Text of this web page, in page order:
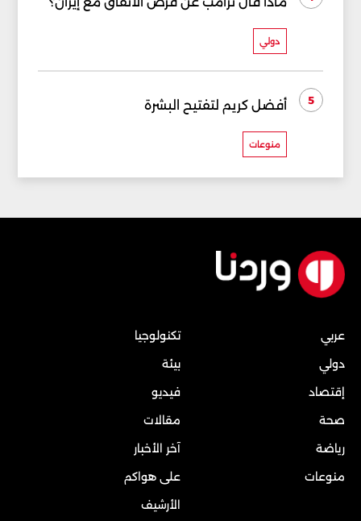
دولي
5 أفضل كريم لتفتيح البشرة
منوعات
عربي
دولي
إقتصاد
صحة
رياضة
منوعات
تكنولوجيا
بيئة
فيديو
مقالات
آخر الأخبار
على هواكم
الأرشيف